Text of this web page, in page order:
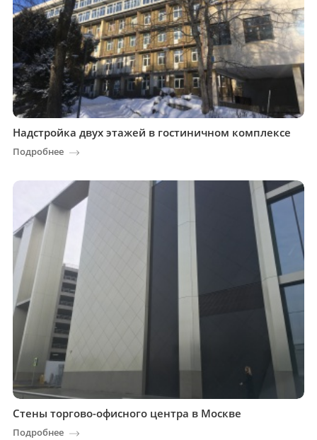
Надстройка двух этажей в гостиничном комплексе
Подробнее
Стены торгово-офисного центра в Москве
Подробнее